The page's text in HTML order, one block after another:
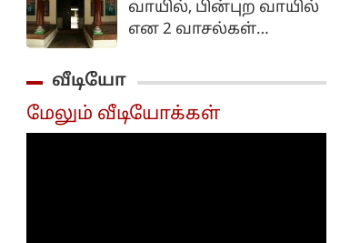
வழங்கும்
வாயில், பின்புற வாயில்
என 2 வாசல்கள்
உதவுவதால்,
இதுபோன்ற
வீடியோ
மேலும் வீடியோக்கள்